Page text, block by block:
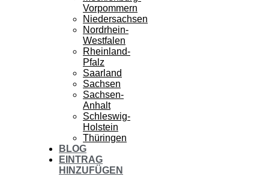
Vorpommern
Niedersachsen
Nordrhein-
Westfalen
Rheinland-
Pfalz
Saarland
Sachsen
Sachsen-
Anhalt
Schleswig-
Holstein
Thüringen
BLOG
EINTRAG
HINZUFÜGEN